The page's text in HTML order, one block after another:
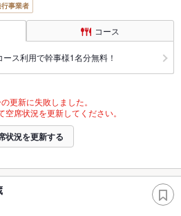
事業者
コース
ス利用で幹事様1名分無料！
更新に失敗しました。
席状況を更新してください。
状況を更新する